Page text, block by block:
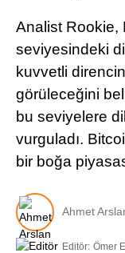
Analist Rookie,
seviyesindeki
kuvvetli
görüleceğini
bu seviyelere
vurguladı.
bir boğa
Ahmet
Editör: Ömer